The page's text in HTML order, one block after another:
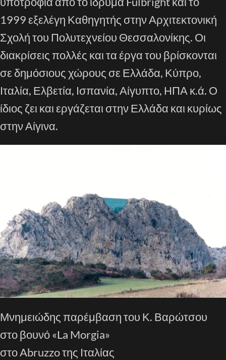
1999 εξελέγη Καθηγητής στην Αρχιτεκτονική
Σχολή του Πολυτεχνείου Θεσσαλονίκης. Οι
διακρίσεις πολλές και τα έργα του βρίσκονται
σε δημόσιους χώρους σε Ελλάδα, Κύπρο,
Ιταλία, Ελβετία, Ισπανία, Αίγυπτο, ΗΠΑ κ.ά. Ο
ίδιος ζει και εργάζεται στην Ελλάδα και κυρίως
στην Αίγινα.
Μνημειώδης παρέμβαση του Κ. Βαρώτσου
στο βουνό «La Morgia»
στο Abruzzo της Ιταλίας